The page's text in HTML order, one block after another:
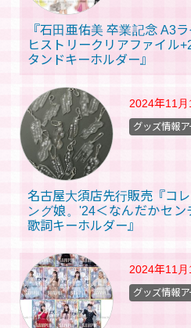
『石田亜佑美 卒業記念 A3
ヒストリークリアファイル
タンドキーホルダー』
2024年11月
名古屋大須店先行販売『コ
ング娘。'24＜なんだかセ
歌詞キーホルダー』
グッズ情報
2024年11月
グッズ情報